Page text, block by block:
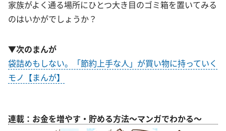
家族がよく通る場所にひとつ大き目のゴミ箱を置いてみる
のはいかがでしょうか？
▼次のまんが
袋詰めもしない。「節約上手な人」が買い物に持っていく
モノ【まんが】
連載：お金を増やす・貯める方法～マンガでわかる～